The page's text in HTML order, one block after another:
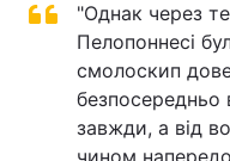
Здоров'я
Цікавинки
Екологія
"Однак через
Пелопоннесі
смолоскип
безпосередньо
завжди, а від
чином